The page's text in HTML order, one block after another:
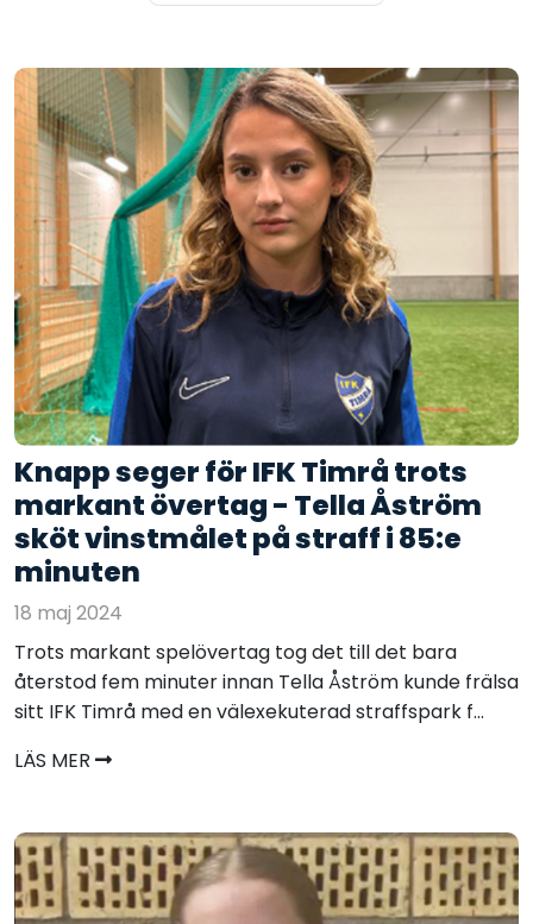
Knapp seger för IFK Timrå trots
markant övertag - Tella Åström
sköt vinstmålet på straff i 85:e
minuten
18 maj 2024
Trots markant spelövertag tog det till det bara
återstod fem minuter innan Tella Åström kunde frälsa
sitt IFK Timrå med en välexekuterad straffspark f...
LÄS MER